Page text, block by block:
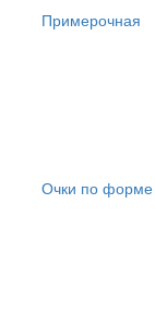
Примерочная
Очки по форме